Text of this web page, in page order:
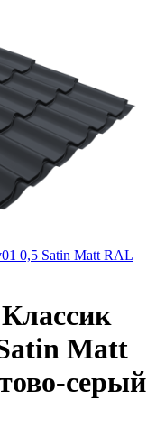
0,5 Satin Matt RAL
Matt
серый